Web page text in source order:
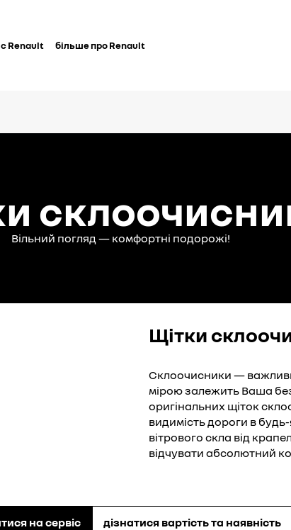
Renault більше про Renault
Вільний погляд — комфортні подорожі!
Щітки
Склоочисники —
мірою залежить Ваша
оригінальних щіток
видимість дороги в
вітрового скла від
відчувати абсолютний
на сервіс дізнатися вартість та наявність